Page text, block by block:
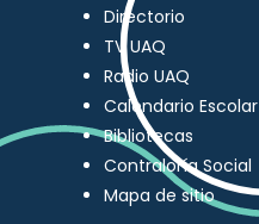
Directorio
TV UAQ
Radio UAQ
Calendario Escolar
Bibliotecas
Contraloría Social
Mapa de sitio